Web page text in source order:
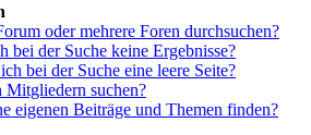
oder mehrere Foren durchsuchen?
bei der Suche keine Ergebnisse?
bei der Suche eine leere Seite?
Mitgliedern suchen?
eigenen Beiträge und Themen finden?